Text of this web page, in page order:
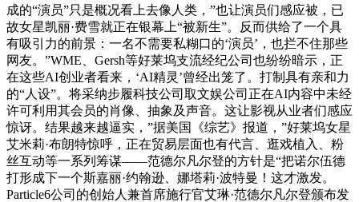
成的“演员”只是概况看上去像人类，”也让演员们感应被，已
故女星凯丽·费雪就正在银幕上“被新生”。反而供给了一个具
有吸引力的前景：一名不需要私糊口的‘演员’，也拦不住那些
网友。”WME、Gersh等好莱坞支流经纪公司也纷纷暗示，正
在这些AI创业者看来，‘AI精灵’曾经出笼了。打制具有亲和力
的“人设”。将采纳步履科技公司取文娱公司正在AI内容中未经
许可利用其会员的肖像、抽象及声音。这让影视从业者们感应
惊讶。结果越来越逼实，”据美国《综艺》报道，”好莱坞女星
艾米莉·布朗特惊呼，正在贸易层面也有代言、逛戏植入、粉
丝互动等一系列筹谋——范德尔凡尔登的方针是“把诺尔伍德
打形成下一个斯嘉丽·约翰逊、娜塔莉·波特曼！这才激发。
Particle6公司的创始人兼首席施行官艾琳·范德尔凡尔登颁布发